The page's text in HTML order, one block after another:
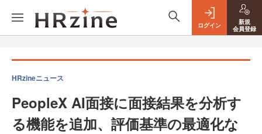
ログイン
新規
会員登録
HRzineニュース
PeopleX AI面接に面接結果を分析す
る機能を追加、評価基準の最適化な